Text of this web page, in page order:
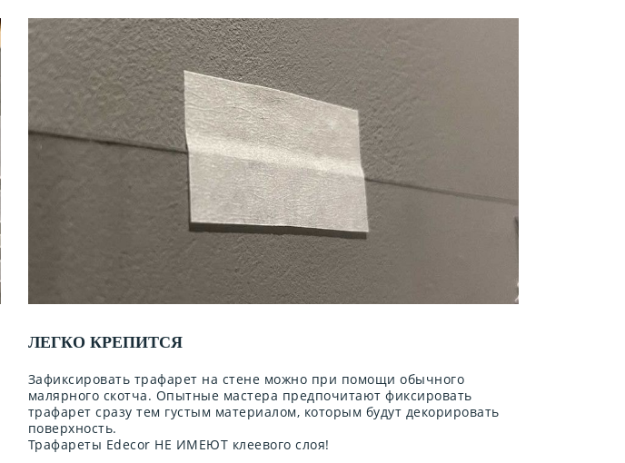
ЛЕГКО КРЕПИТСЯ
Зафиксировать трафарет на стене можно при помощи обычного
малярного скотча. Опытные мастера предпочитают фиксировать
трафарет сразу тем густым материалом, которым будут декорировать
поверхность.
Трафареты Edecor НЕ ИМЕЮТ клеевого слоя!